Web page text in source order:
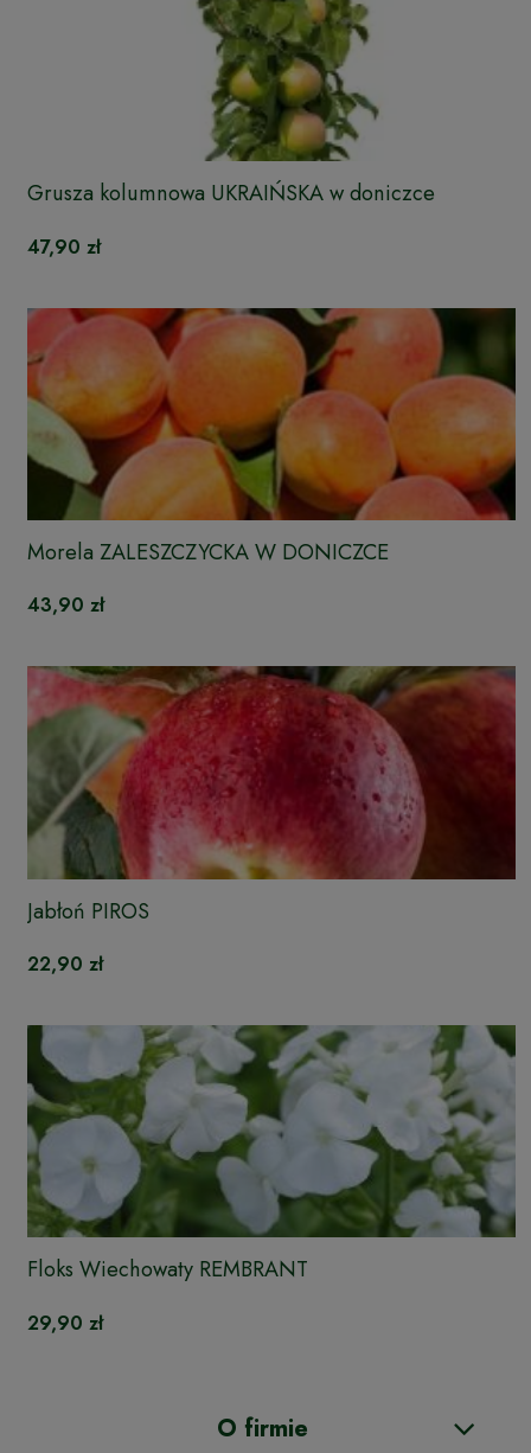
Grusza kolumnowa UKRAIŃSKA w doniczce
47,90 zł
Morela ZALESZCZYCKA W DONICZCE
43,90 zł
Jabłoń PIROS
22,90 zł
Floks Wiechowaty REMBRANT
29,90 zł
O firmie